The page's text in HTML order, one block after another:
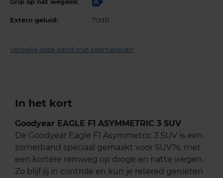
Grip op nat wegdek: A
Extern geluid: 70dB
Vergelijk deze band met alternatieven
In het kort
Goodyear EAGLE F1 ASYMMETRIC 3 SUV
De Goodyear Eagle F1 Asymmetric 3 SUV is een
zomerband speciaal gemaakt voor SUV?s, met
een kortere remweg op droge en natte wegen.
Zo blijf jij in controle en kun je relaxed genieten